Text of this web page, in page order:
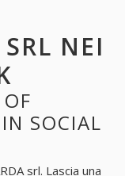
NEI
SOCIAL
srl. Lascia una